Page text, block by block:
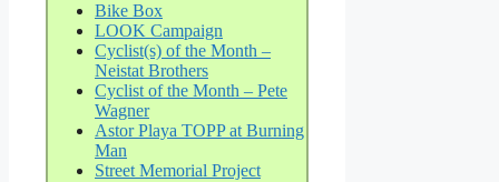
Bike Box
LOOK Campaign
Cyclist(s) of the Month –
Neistat Brothers
Cyclist of the Month – Pete
Wagner
Astor Playa TOPP at Burning
Man
Street Memorial Project